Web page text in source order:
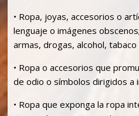
• Ropa, joyas, accesorios o
lenguaje o imágenes
armas, drogas, alcohol,
• Ropa o accesorios que
de odio o símbolos dirigidos a
• Ropa que exponga la ropa